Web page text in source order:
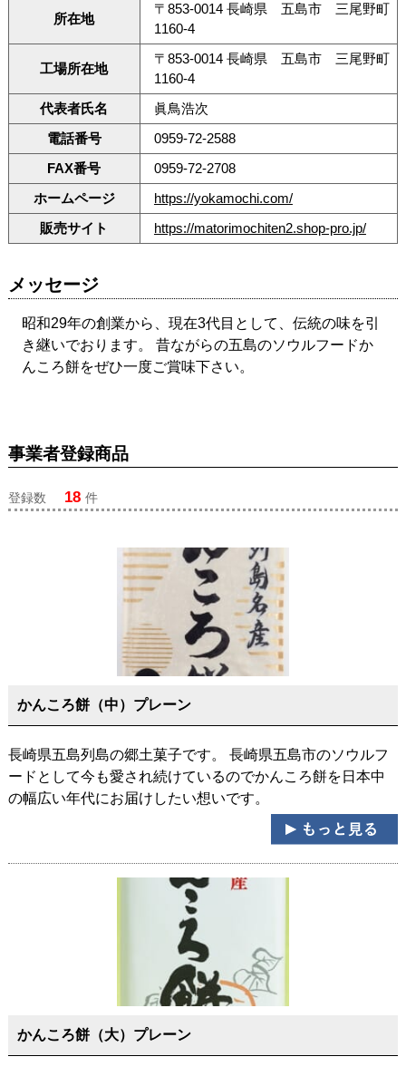
所在地
〒853-0014 長崎県 五島市 三尾野町
1160-4
工場所在地
〒853-0014 長崎県 五島市 三尾野町
1160-4
代表者氏名
眞鳥浩次
電話番号
0959-72-2588
FAX番号
0959-72-2708
ホームページ
https://yokamochi.com/
販売サイト
https://matorimochiten2.shop-pro.jp/
メッセージ
昭和29年の創業から、現在3代目として、伝統の味を引
き継いでおります。 昔ながらの五島のソウルフードか
んころ餅をぜひ一度ご賞味下さい。
事業者登録商品
登録数 18 件
かんころ餅（中）プレーン
長崎県五島列島の郷土菓子です。 長崎県五島市のソウルフ
ードとして今も愛され続けているのでかんころ餅を日本中
の幅広い年代にお届けしたい想いです。
かんころ餅（大）プレーン